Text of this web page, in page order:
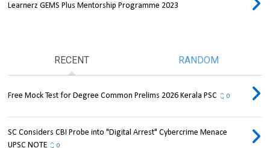
Learnerz GEMS Plus Mentorship Programme 2023
RECENT RANDOM
Free Mock Test for Degree Common Prelims 2026 Kerala PSC 0
SC Considers CBI Probe into "Digital Arrest" Cybercrime Menace
UPSC NOTE
0